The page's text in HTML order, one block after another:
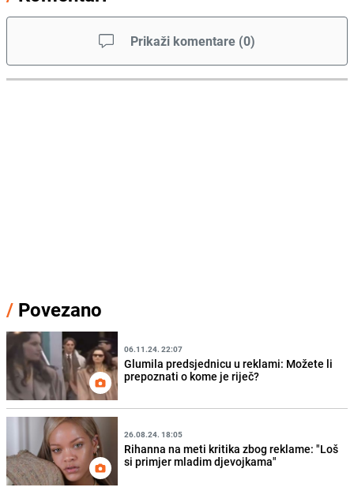
Prikaži komentare (0)
/ Povezano
06.11.24. 22:07
Glumila predsjednicu u reklami: Možete li
prepoznati o kome je riječ?
26.08.24. 18:05
Rihanna na meti kritika zbog reklame: "Loš
si primjer mladim djevojkama"